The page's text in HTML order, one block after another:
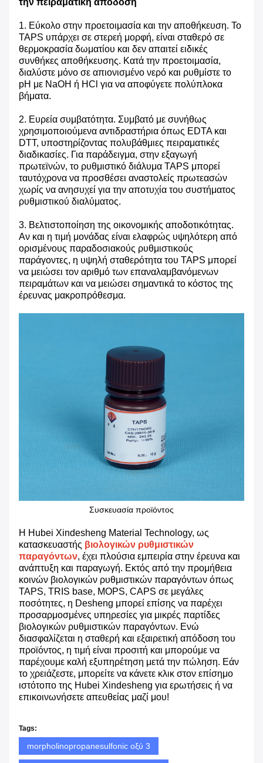
την πειραματική απόδοση
1. Εύκολο στην προετοιμασία και την αποθήκευση. Το
TAPS υπάρχει σε στερεή μορφή, είναι σταθερό σε
θερμοκρασία δωματίου και δεν απαιτεί ειδικές
συνθήκες αποθήκευσης. Κατά την προετοιμασία,
διαλύστε μόνο σε απιονισμένο νερό και ρυθμίστε το
pH με NaOH ή HCl για να αποφύγετε πολύπλοκα
βήματα.
2. Ευρεία συμβατότητα. Συμβατό με συνήθως
χρησιμοποιούμενα αντιδραστήρια όπως EDTA και
DTT, υποστηρίζοντας πολυβάθμιες πειραματικές
διαδικασίες. Για παράδειγμα, στην εξαγωγή
πρωτεϊνών, το ρυθμιστικό διάλυμα TAPS μπορεί
ταυτόχρονα να προσθέσει αναστολείς πρωτεασών
χωρίς να ανησυχεί για την αποτυχία του συστήματος
ρυθμιστικού διαλύματος.
3. Βελτιστοποίηση της οικονομικής αποδοτικότητας.
Αν και η τιμή μονάδας είναι ελαφρώς υψηλότερη από
ορισμένους παραδοσιακούς ρυθμιστικούς
παράγοντες, η υψηλή σταθερότητα του TAPS μπορεί
να μειώσει τον αριθμό των επαναλαμβανόμενων
πειραμάτων και να μειώσει σημαντικά το κόστος της
έρευνας μακροπρόθεσμα.
Συσκευασία προϊόντος
Η Hubei Xindesheng Material Technology, ως
κατασκευαστής βιολογικών ρυθμιστικών
παραγόντων, έχει πλούσια εμπειρία στην έρευνα και
ανάπτυξη και παραγωγή. Εκτός από την προμήθεια
κοινών βιολογικών ρυθμιστικών παραγόντων όπως
TAPS, TRIS base, MOPS, CAPS σε μεγάλες
ποσότητες, η Desheng μπορεί επίσης να παρέχει
προσαρμοσμένες υπηρεσίες για μικρές παρτίδες
βιολογικών ρυθμιστικών παραγόντων. Ενώ
διασφαλίζεται η σταθερή και εξαιρετική απόδοση του
προϊόντος, η τιμή είναι προσιτή και μπορούμε να
παρέχουμε καλή εξυπηρέτηση μετά την πώληση. Εάν
το χρειάζεστε, μπορείτε να κάνετε κλικ στον επίσημο
ιστότοπο της Hubei Xindesheng για ερωτήσεις ή να
επικοινωνήσετε απευθείας μαζί μου!
Tags:
morpholinopropanesulfonic οξύ 3